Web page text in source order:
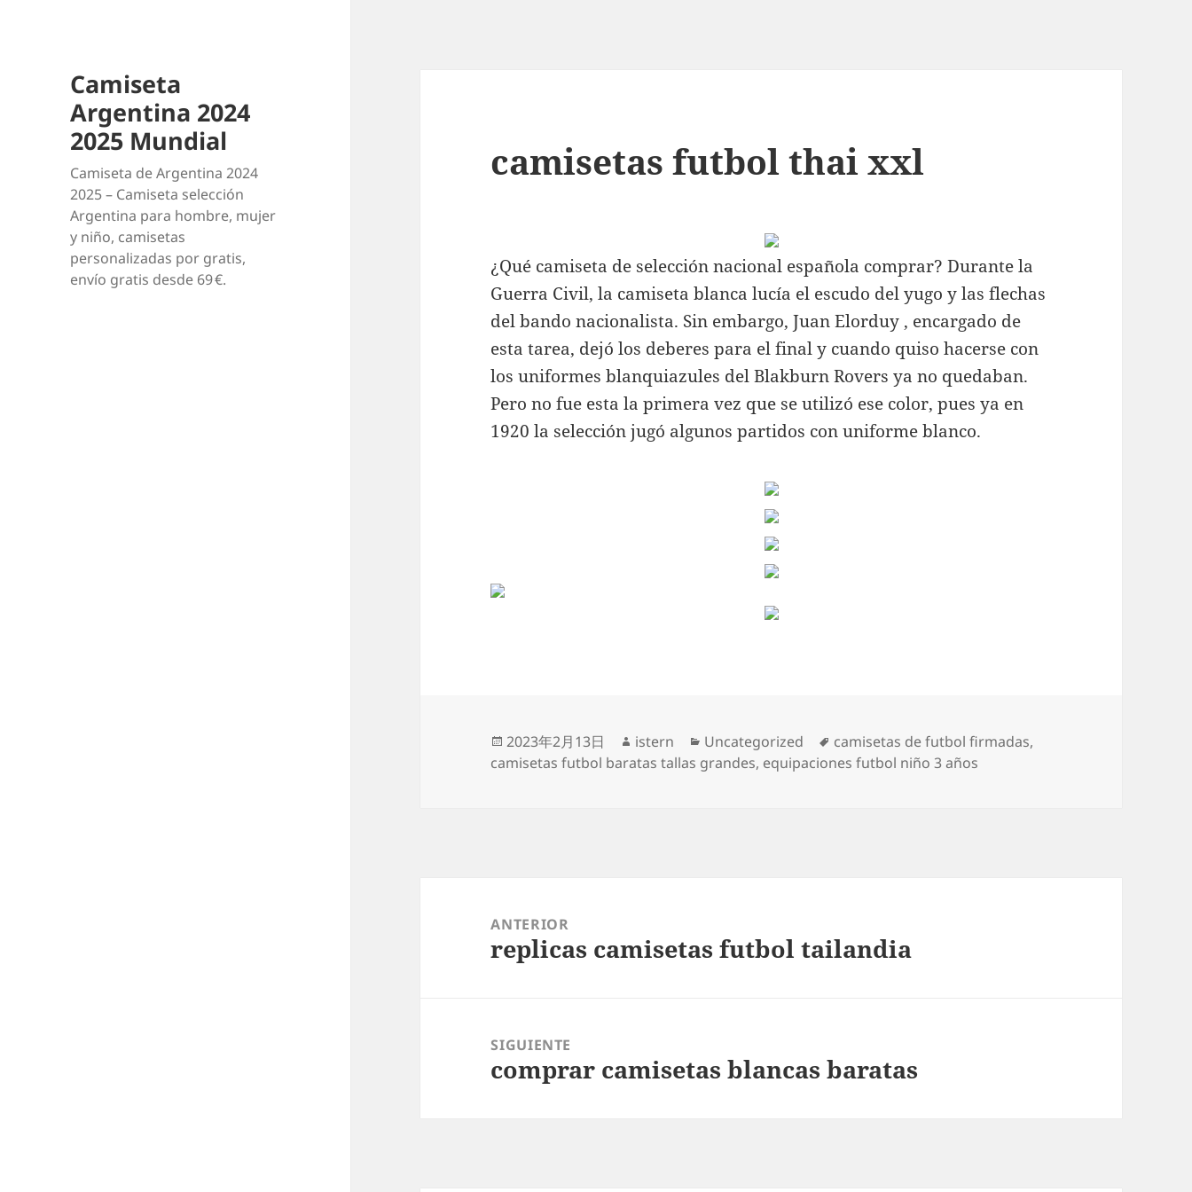
Camiseta
Argentina 2024
2025 Mundial
Camiseta de Argentina 2024
2025 – Camiseta selección
Argentina para hombre, mujer
y niño, camisetas
personalizadas por gratis,
envío gratis desde 69 €.
camisetas futbol thai xxl
¿Qué camiseta de selección nacional española comprar? Durante la
Guerra Civil, la camiseta blanca lucía el escudo del yugo y las flechas
del bando nacionalista. Sin embargo, Juan Elorduy , encargado de
esta tarea, dejó los deberes para el final y cuando quiso hacerse con
los uniformes blanquiazules del Blakburn Rovers ya no quedaban.
Pero no fue esta la primera vez que se utilizó ese color, pues ya en
1920 la selección jugó algunos partidos con uniforme blanco.
Publicado
el
2023年2月13日 Autor
istern Categorías
Uncategorized Etiquetas
camisetas de futbol firmadas,
camisetas futbol baratas tallas grandes, equipaciones futbol niño 3 años
entradas
ANTERIOR
Entrada
replicas camisetas futbol tailandia
SIGUIENTE
Entrada
comprar camisetas blancas baratas